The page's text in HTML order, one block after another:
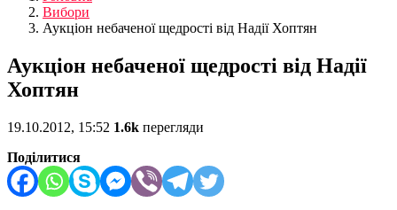
Вибори
Аукціон небаченої щедрості від Надії Хоптян
Аукціон небаченої щедрості від Надії
Хоптян
19.10.2012, 15:52 1.6k перегляди
Поділитися